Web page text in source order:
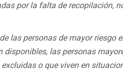
por la falta de recopilación,
las personas de mayor riesgo
las personas
o que viven en